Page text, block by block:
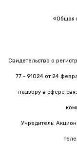
«Общая
Свидетельство о
77 - 91024 от 24
надзору в сфере
Учредитель: